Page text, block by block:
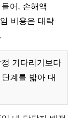
어, 손해액
비용은 대략
기다리기보다
계를 밟아 대